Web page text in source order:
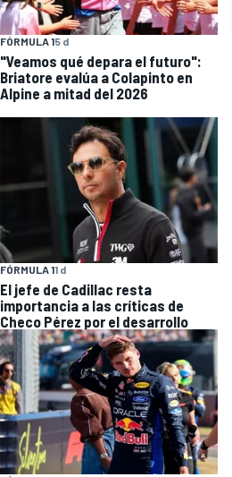
FÓRMULA 15 d
"Veamos qué depara el futuro":
Briatore evalúa a Colapinto en
Alpine a mitad del 2026
FÓRMULA 11 d
El jefe de Cadillac resta
importancia a las críticas de
Checo Pérez por el desarrollo